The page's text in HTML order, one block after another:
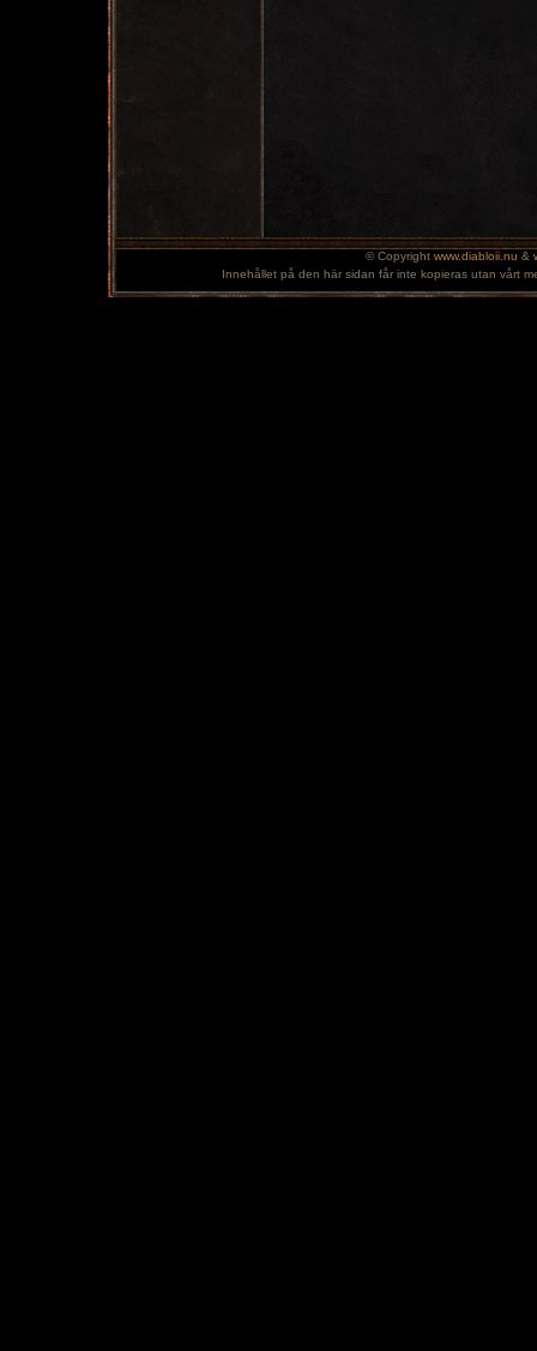
© Copyright www.diabloii.nu &
Innehållet på den här sidan får inte kopieras utan vårt